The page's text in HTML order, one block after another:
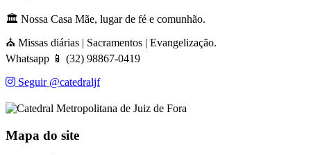
🏛️ Nossa Casa Mãe, lugar de fé e comunhão.
⛪ Missas diárias | Sacramentos | Evangelização.
Whatsapp 📱 (32) 98867-0419
Seguir @catedraljf
Mapa do site